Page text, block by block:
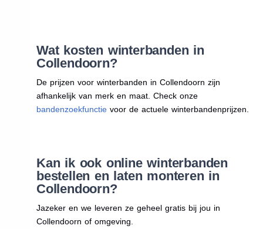
Wat kosten winterbanden in
Collendoorn?
De prijzen voor winterbanden in Collendoorn zijn
afhankelijk van merk en maat. Check onze
bandenzoekfunctievoor de actuele winterbandenprijzen.
Kan ik ook online winterbanden
bestellen en laten monteren in
Collendoorn?
Jazeker en we leveren ze geheel gratis bij jou in
Collendoorn of omgeving.